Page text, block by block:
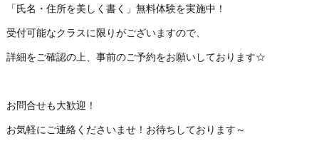
「氏名・住所を美しく書く」無料体験を実施中！
受付可能なクラスに限りがございますので、
詳細をご確認の上、事前のご予約をお願いしております☆
お問合せも大歓迎！
お気軽にご連絡くださいませ！お待ちしております～